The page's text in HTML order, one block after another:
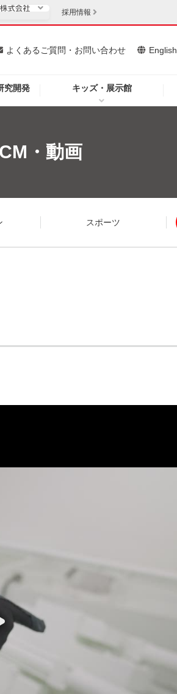
究開発 キッズ・展示館
よくあるご質問・お問い合わせ English
安定供給
企業情報
法人のお客さま
ウィンドウを開きます）
採用情報
CM・動画
スポーツ